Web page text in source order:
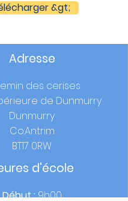
&gt;
Adresse
des cerises
de Dunmurry
Dunmurry
Co.Antrim
BT17 0RW
d'école
Début :9h00